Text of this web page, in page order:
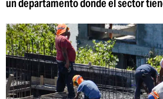
un departamento donde el sector